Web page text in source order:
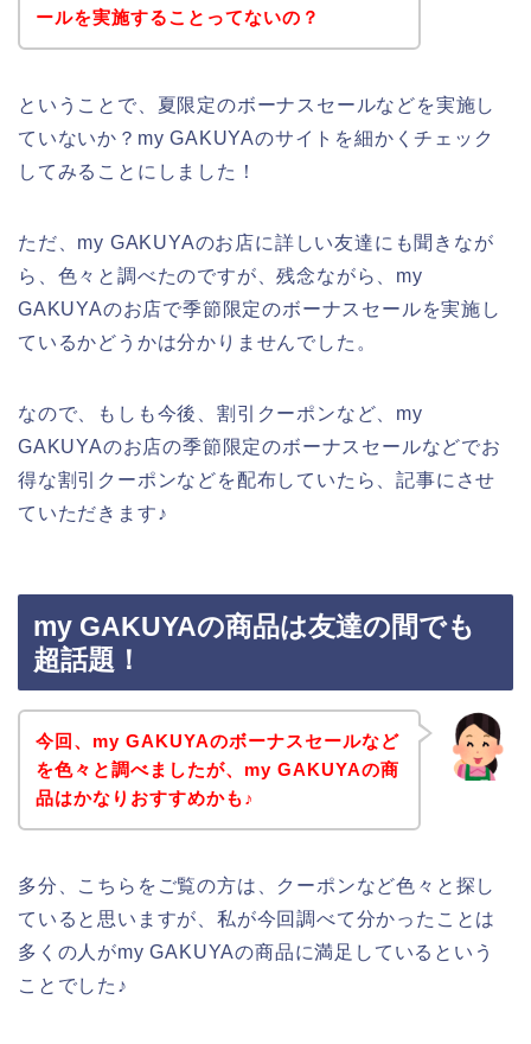
ールを実施することってないの？
ということで、夏限定のボーナスセールなどを実施し
ていないか？my GAKUYAのサイトを細かくチェック
してみることにしました！
ただ、my GAKUYAのお店に詳しい友達にも聞きなが
ら、色々と調べたのですが、残念ながら、my
GAKUYAのお店で季節限定のボーナスセールを実施し
ているかどうかは分かりませんでした。
なので、もしも今後、割引クーポンなど、my
GAKUYAのお店の季節限定のボーナスセールなどでお
得な割引クーポンなどを配布していたら、記事にさせ
ていただきます♪
my GAKUYAの商品は友達の間でも
超話題！
今回、my GAKUYAのボーナスセールなど
を色々と調べましたが、my GAKUYAの商
品はかなりおすすめかも♪
多分、こちらをご覧の方は、クーポンなど色々と探し
ていると思いますが、私が今回調べて分かったことは
多くの人がmy GAKUYAの商品に満足しているという
ことでした♪